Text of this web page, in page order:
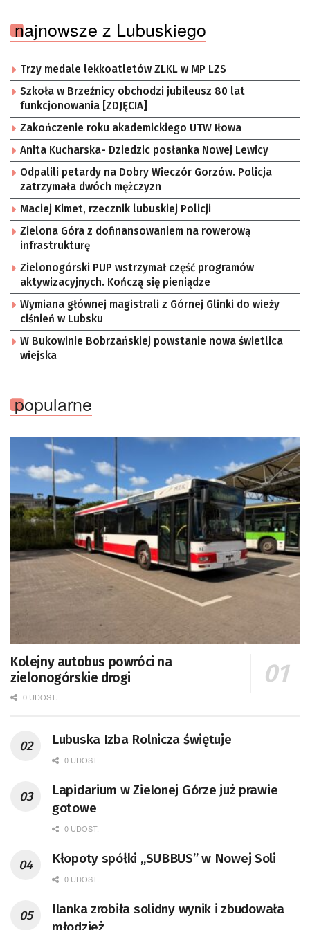
najnowsze z Lubuskiego
Trzy medale lekkoatletów ZLKL w MP LZS
Szkoła w Brzeźnicy obchodzi jubileusz 80 lat
funkcjonowania [ZDJĘCIA]
Zakończenie roku akademickiego UTW Iłowa
Anita Kucharska- Dziedzic posłanka Nowej Lewicy
Odpalili petardy na Dobry Wieczór Gorzów. Policja
zatrzymała dwóch mężczyzn
Maciej Kimet, rzecznik lubuskiej Policji
Zielona Góra z dofinansowaniem na rowerową
infrastrukturę
Zielonogórski PUP wstrzymał część programów
aktywizacyjnych. Kończą się pieniądze
Wymiana głównej magistrali z Górnej Glinki do wieży
ciśnień w Lubsku
W Bukowinie Bobrzańskiej powstanie nowa świetlica
wiejska
popularne
Kolejny autobus powróci na
zielonogórskie drogi
0 UDOST.
Lubuska Izba Rolnicza świętuje
0 UDOST.
Lapidarium w Zielonej Górze już prawie
gotowe
0 UDOST.
Kłopoty spółki „SUBBUS” w Nowej Soli
0 UDOST.
Ilanka zrobiła solidny wynik i zbudowała